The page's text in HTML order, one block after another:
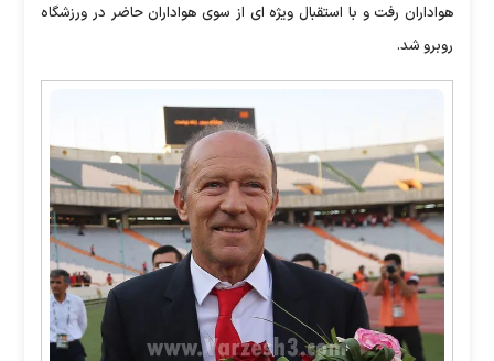
هواداران رفت و با استقبال ویژه ای از سوی هواداران حاضر در ورزشگاه
روبرو شد.